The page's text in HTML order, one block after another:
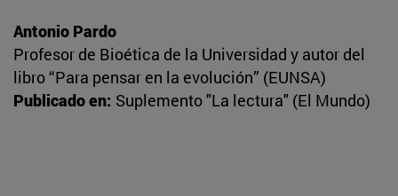
Antonio Pardo
Profesor de Bioética de la Universidad y autor del
libro “Para pensar en la evolución” (EUNSA)
Publicado en: Suplemento "La lectura" (El Mundo)